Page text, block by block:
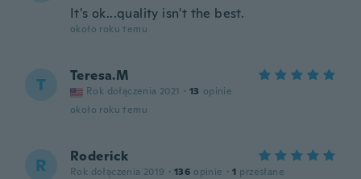
It's ok...quality isn't the best.
około roku temu
T Teresa.M
Rok dołączenia 2021 · 13 opinie
około roku temu
R Roderick
Rok dołączenia 2019 · 136 opinie · 1 przesłane